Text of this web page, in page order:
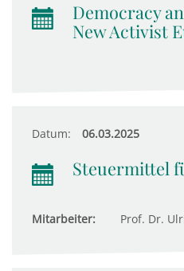
Democracy
New Activist
Datum: 06.03.2025
Steuermittel
Mitarbeiter: Prof. Dr.